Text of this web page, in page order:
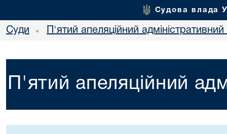
Судова влада
Суди • П'ятий апеляційний адміністративний
П'ятий апеляційний